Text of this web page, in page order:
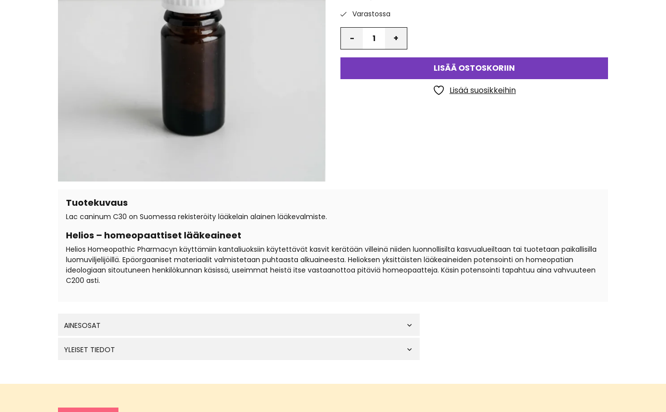
Varastossa
LISÄÄ OSTOSKORIIN
Lisää suosikkeihin
Tuotekuvaus
Lac caninum C30 on Suomessa rekisteröity lääkelain alainen lääkevalmiste.
Helios – homeopaattiset lääkeaineet
Helios Homeopathic Pharmacyn käyttämiin kantaliuoksiin käytettävät kasvit kerätään villeinä niiden luonnollisilta kasvualueiltaan tai tuotetaan paikallisilla
luomuviljelijöillä. Epäorgaaniset materiaalit valmistetaan puhtaasta alkuaineesta. Helioksen yksittäisten lääkeaineiden potensointi on homeopatian
ideologiaan sitoutuneen henkilökunnan käsissä, useimmat heistä itse vastaanottoa pitäviä homeopaatteja. Käsin potensointi tapahtuu aina vahvuuteen
C200 asti.
AINESOSAT
YLEISET TIEDOT